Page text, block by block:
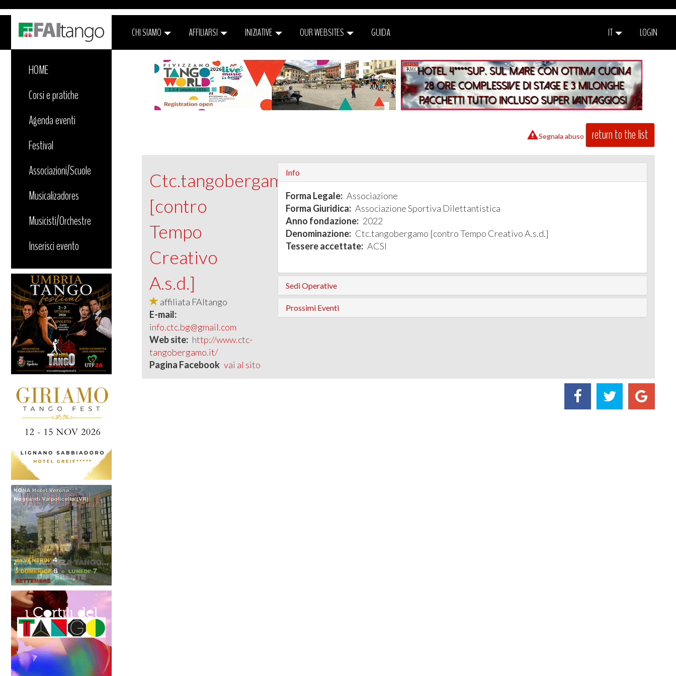
CHI SIAMO AFFILIARSI INIZIATIVE OUR WEBSITES GUIDA IT LOGIN
HOME
Corsi e pratiche
Agenda eventi
Festival
Associazioni/Scuole
Musicalizadores
Musicisti/Orchestre
Inserisci evento
Segnala abuso return to the list
Ctc.tangobergamo
[contro
Tempo
Creativo
A.s.d.]
affiliata FAItango
E-mail:
info.ctc.bg@gmail.com
Web site: http://www.ctc-
tangobergamo.it/
Pagina Facebook vai al sito
Info
Forma Legale: Associazione
Forma Giuridica: Associazione Sportiva Dilettantistica
Anno fondazione: 2022
Denominazione: Ctc.tangobergamo [contro Tempo Creativo A.s.d.]
Tessere accettate: ACSI
Sedi Operative
Prossimi Eventi